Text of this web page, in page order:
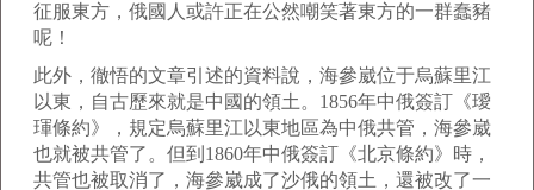
征服東方，俄國人或許正在公然嘲笑著東方的一群蠢豬
呢！
此外，徹悟的文章引述的資料說，海參崴位于烏蘇里江
以東，自古歷來就是中國的領土。1856年中俄簽訂《璦
琿條約》，規定烏蘇里江以東地區為中俄共管，海參崴
也就被共管了。但到1860年中俄簽訂《北京條約》時，
共管也被取消了，海參崴成了沙俄的領土，還被改了一